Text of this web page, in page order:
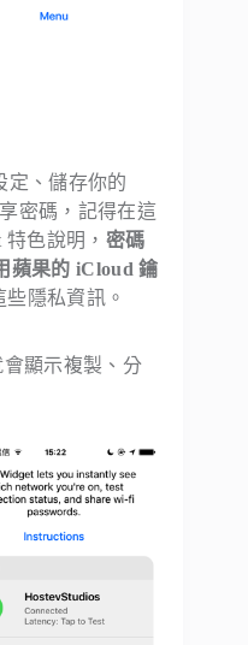
定、儲存你的
密碼，記得在這
色說明， 密碼
蘋果的 iCloud 鑰
些隱私資訊。
顯示複製、分